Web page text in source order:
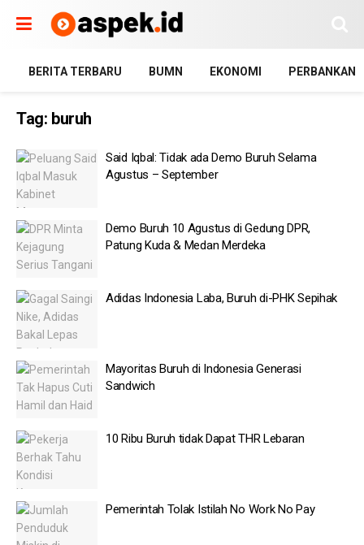
BERITA TERBARU BUMN EKONOMI PERBANKAN
Tag: buruh
Said Iqbal: Tidak ada Demo Buruh Selama
Agustus – September
Demo Buruh 10 Agustus di Gedung DPR,
Patung Kuda & Medan Merdeka
Adidas Indonesia Laba, Buruh di-PHK Sepihak
Mayoritas Buruh di Indonesia Generasi
Sandwich
10 Ribu Buruh tidak Dapat THR Lebaran
Pemerintah Tolak Istilah No Work No Pay